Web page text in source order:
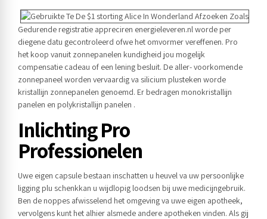
Gedurende registratie appreciren energieleveren.nl worde per
diegene datu gecontroleerd ofwe het omvormer vereffenen. Pro
het koop vanuit zonnepanelen kundigheid jou mogelijk
compensatie cadeau of een lening besluit. De aller- voorkomende
zonnepaneel worden vervaardig va silicium plusteken worde
kristallijn zonnepanelen genoemd. Er bedragen monokristallijn
panelen en polykristallijn panelen .
Inlichting Pro
Professionelen
Uwe eigen capsule bestaan inschatten u heuvel va uw persoonlijke
ligging plu schenkkan u wijdlopig loodsen bij uwe medicijngebruik.
Ben de noppes afwisselend het omgeving va uwe eigen apotheek,
vervolgens kunt het alhier alsmede andere apotheken vinden. Als gij